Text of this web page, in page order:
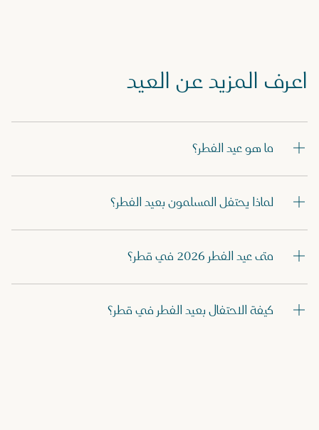
اعرف المزيد عن العيد
ما هو عيد الفطر؟
لماذا يحتفل المسلمون بعيد الفطر؟
متى عيد الفطر 2026 في قطر؟
كيفة الاحتفال بعيد الفطر في قطر؟